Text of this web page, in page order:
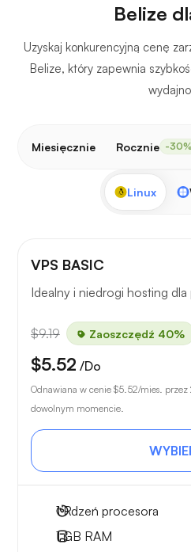
Belize
Uzyskaj konkurencyjną cenę
Belize, który zapewnia
Miesięcznie Rocznie -30%
Linux
VPS BASIC
Idealny i niedrogi hosting
$9.19 Zaoszczędź 40%
$5.52 /Do
Odnawiana w cenie $5.52/mies. przez
dowolnym momencie.
1Rdzeń procesora
1 GB RAM